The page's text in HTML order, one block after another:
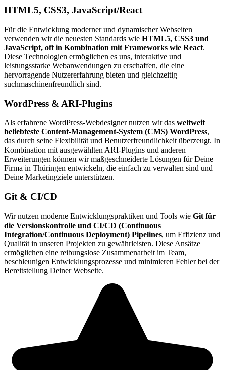
HTML5, CSS3, JavaScript/React
Für die Entwicklung moderner und dynamischer Webseiten
verwenden wir die neuesten Standards wie HTML5, CSS3 und
JavaScript, oft in Kombination mit Frameworks wie React.
Diese Technologien ermöglichen es uns, interaktive und
leistungsstarke Webanwendungen zu erschaffen, die eine
hervorragende Nutzererfahrung bieten und gleichzeitig
suchmaschinenfreundlich sind.
WordPress & ARI-Plugins
Als erfahrene WordPress-Webdesigner nutzen wir das weltweit
beliebteste Content-Management-System (CMS) WordPress,
das durch seine Flexibilität und Benutzerfreundlichkeit überzeugt. In
Kombination mit ausgewählten ARI-Plugins und anderen
Erweiterungen können wir maßgeschneiderte Lösungen für Deine
Firma in Thüringen entwickeln, die einfach zu verwalten sind und
Deine Marketingziele unterstützen.
Git & CI/CD
Wir nutzen moderne Entwicklungspraktiken und Tools wie Git für
die Versionskontrolle und CI/CD (Continuous
Integration/Continuous Deployment) Pipelines, um Effizienz und
Qualität in unseren Projekten zu gewährleisten. Diese Ansätze
ermöglichen eine reibungslose Zusammenarbeit im Team,
beschleunigen Entwicklungsprozesse und minimieren Fehler bei der
Bereitstellung Deiner Webseite.